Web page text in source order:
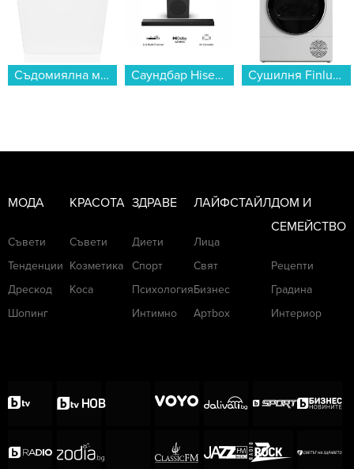
Съдомиялна машина за вграждане Gorenje GV643D90 , 16 комплекта, 600 Ш, мм, D... Саундбар Hisense AX3120Q... Сушилня Finlux TDF-10AD3 , 10 kg, E , Бял...
МОДА
Съвети
Тенденции
Дрескод
Шопинг
КРАСОТА
Съвети
Козметика
Коса
ЗДРАВЕ
Диети
Спорт
Психология
Интимно
ЛАЙФСТАЙЛ
Лица
Свят
Бизнес
Артbox
ДОМ И
СЕМЕЙСТВО
Рецепти
Градина
Интериор